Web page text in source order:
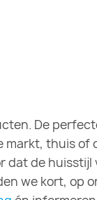
De
markt, thuis of
dat de
we kort, op